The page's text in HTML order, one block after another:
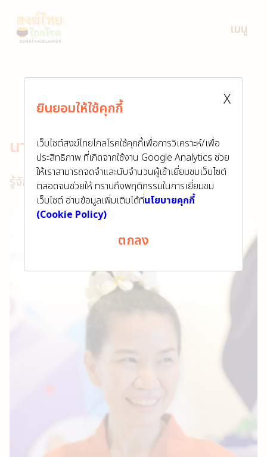
เมนู
นางจิรัฐิติกาล ดวงสา
รู้จักเรา นางจิรัฐิติกาล ดวงสา
ยินยอมให้ใช้คุกกี้ X
เว็บไซต์สงฆ์ไทยไกลโรคใช้คุกกี้เพื่อการวิเคราะห์/เพื่อ
ประสิทธิภาพ ที่เกิดจากใช้งาน Google Analytics ช่วย
ให้เราสามารถจดจำและนับจำนวนผู้เข้าเยี่ยมชมเว็บไซต์
ตลอดจนช่วยให้ ทราบถึงพฤติกรรมในการเยี่ยมชม
เว็บไซต์ อ่านข้อมูลเพิ่มเติมได้ที่นโยบายคุกกี้
(Cookie Policy)
ตกลง